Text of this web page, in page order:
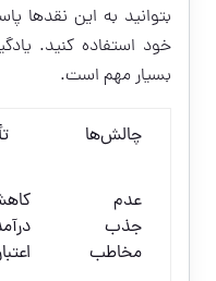
بتوانید به این نقدها
خود استفاده کنید.
بسیار مهم است.
چالش‌ها
عدم
جذب
مخاطب